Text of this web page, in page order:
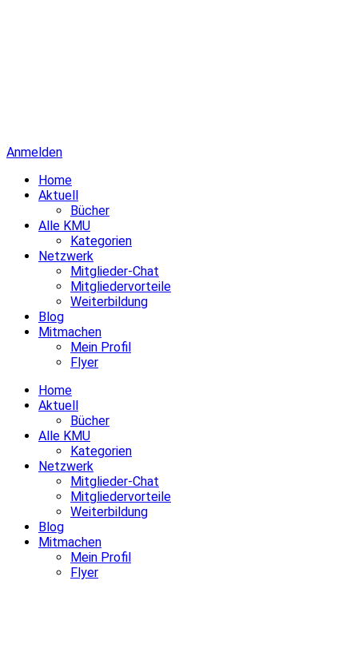
Anmelden
Home
Aktuell
Bücher
Alle KMU
Kategorien
Netzwerk
Mitglieder-Chat
Mitgliedervorteile
Weiterbildung
Blog
Mitmachen
Mein Profil
Flyer
Home
Aktuell
Bücher
Alle KMU
Kategorien
Netzwerk
Mitglieder-Chat
Mitgliedervorteile
Weiterbildung
Blog
Mitmachen
Mein Profil
Flyer